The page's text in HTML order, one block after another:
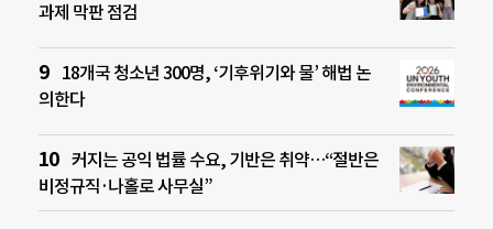
과제 막판 점검
18개국 청소년 300명, ‘기후위기와 물’ 해법 논
의한다
커지는 공익 법률 수요, 기반은 취약…“절반은
비정규직·나홀로 사무실”